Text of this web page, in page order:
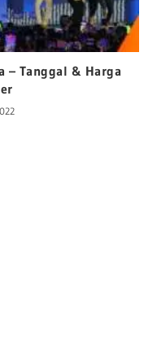
– Tanggal & Harga